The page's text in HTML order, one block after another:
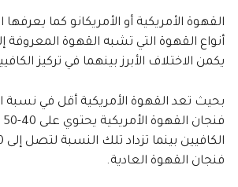
القهوة الأمريكية أو الأمريكانو كما
أنواع القهوة التي تشبه القهوة المعروفة
يكمن الاختلاف الأبرز بينهما في تركيز
بحيث تعد القهوة الأمريكية أقل في نسبة
فنجان القهوة العادية.